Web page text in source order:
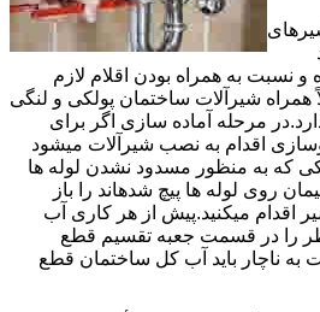
و نسبت به همراه بودن اقلام لازم
شیرآلات ساختمان پولکی و لنگی
مرحله آماده سازی اگر برای
اقدام به نصب شیرآلات میشود
که به منظور مسدود نشدن لوله ها
روی لوله ها پیچ شدهاند را باز
اقدام میکنید.پیش از هر کاری آب
را در قسمت جعبه تقسیم قطع
به ناچار باید آب کل ساختمان قطع